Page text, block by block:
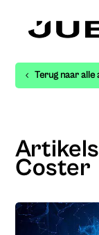
Terug naar alle
Coster